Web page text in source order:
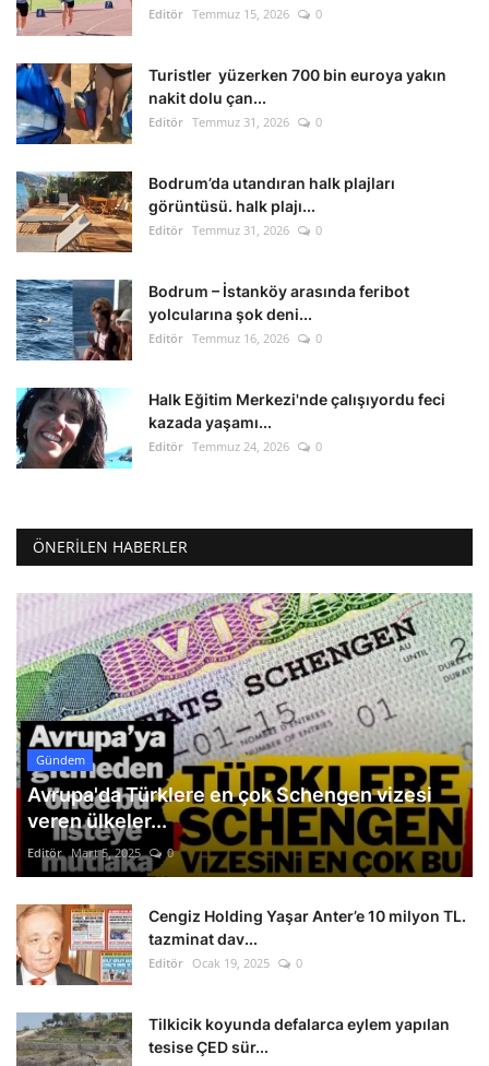
Editör Temmuz 15, 2026 0
Turistler yüzerken 700 bin euroya yakın
nakit dolu çan...
Editör Temmuz 31, 2026 0
Bodrum’da utandıran halk plajları
görüntüsü. halk plajı...
Editör Temmuz 31, 2026 0
Bodrum – İstanköy arasında feribot
yolcularına şok deni...
Editör Temmuz 16, 2026 0
Halk Eğitim Merkezi'nde çalışıyordu feci
kazada yaşamı...
Editör Temmuz 24, 2026 0
ÖNERILEN HABERLER
Gündem
Avrupa'da Türklere en çok Schengen vizesi
veren ülkeler...
Editör Mart 5, 2025 0
Cengiz Holding Yaşar Anter’e 10 milyon TL.
tazminat dav...
Editör Ocak 19, 2025 0
Tilkicik koyunda defalarca eylem yapılan
tesise ÇED sür...